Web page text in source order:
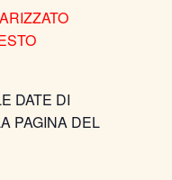
DATE DI
PAGINA DEL